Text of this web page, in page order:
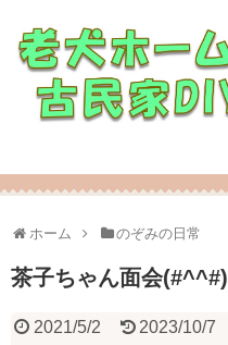
ホーム のぞみの日常
茶子ちゃん面会(#^^#)
2021/5/2 2023/10/7